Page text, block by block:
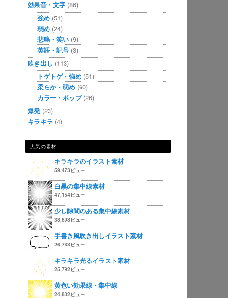
効果音・文字 (86)
強め (51)
弱め (24)
悲鳴・笑い (9)
英語・記号 (3)
吹き出し (113)
トゲトゲ・強め (51)
柔らか・弱め (60)
カラー・ポップ(26)
爆発 (23)
キラキラ (4)
人気の素材
キラキラのイラスト素材
59,473ビュー
白黒の集中線素材
47,154ビュー
少し隙間のある集中線素材
38,698ビュー
手書き風吹き出しイラスト素材
26,733ビュー
キラキラ光るイラスト素材
25,792ビュー
黄色い効果線・集中線
24,802ビュー